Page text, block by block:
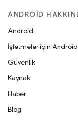
ANDROID
Android
İşletmeler için Android
Güvenlik
Kaynak
Haber
Blog